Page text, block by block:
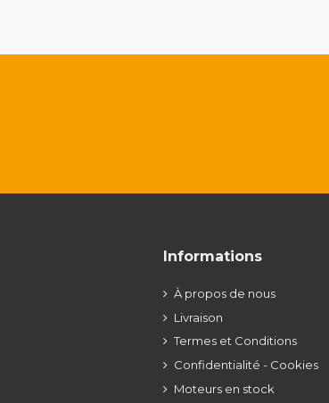
Informations
À propos de nous
Livraison
Termes et Conditions
Confidentialité - Cookies
Moteurs en stock